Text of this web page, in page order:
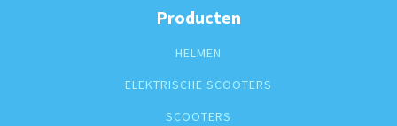
Producten
HELMEN
ELEKTRISCHE SCOOTERS
SCOOTERS